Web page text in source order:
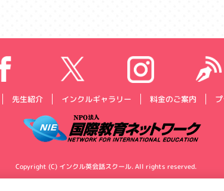
先生紹介 インクルギャラリー 料金のご案内
Copyright (C) インクル英会話スクール. All rights reserved.